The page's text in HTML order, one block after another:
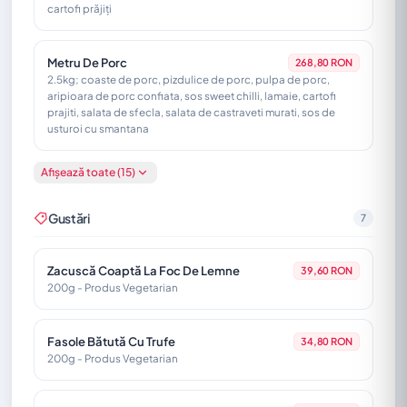
cartofi prăjiți
Metru De Porc 268,80 RON
2.5kg; coaste de porc, pizdulice de porc, pulpa de porc,
aripioara de porc confiata, sos sweet chilli, lamaie, cartofi
prajiti, salata de sfecla, salata de castraveti murati, sos de
usturoi cu smantana
Ciolan De Porc La Cuptor
murături
Platou "Gloria Berii" 118,80 RON
600g/200g/200g - Cârnați din Topor, Cârnați Vienezi cu
murături asortate
730g - Carne și cârnați de porc păstrate în untură, servite cu
Afișează toate (15)
Gustări 7
Zacuscă Coaptă La Foc De Lemne 39,60 RON
200g - Produs Vegetarian
Fasole Bătută Cu Trufe 34,80 RON
200g - Produs Vegetarian